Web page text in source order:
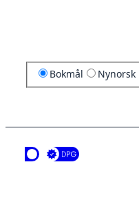
Bokmål Nynorsk